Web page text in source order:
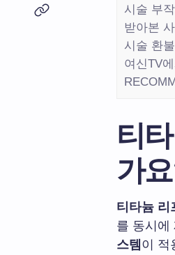
시술 부
받아본
시술 환
여신TV
티
가
티타늄 리
를 동시에
스템 이 적